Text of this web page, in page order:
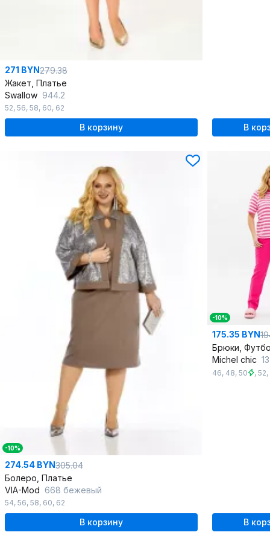
271 BYN279.38
Жакет, Платье
Swallow 944.2
52, 56, 58, 60, 62
В корзину В
-10%
274.54 BYN305.04
Болеро, Платье
VIA-Mod 668 бежевый
54, 56, 58, 60, 62
В корзину
-10%
175.35 BYN
Брюки,
Michel chic
46, 48, 50 , 52,
В